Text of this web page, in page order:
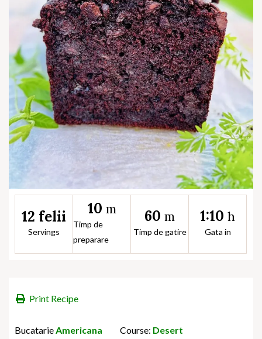
12 felii
Servings
10 m
Timp de
preparare
60 m
Timp de gatire
1:10 h
Gata in
Print Recipe
BucatarieAmericana Course: Desert